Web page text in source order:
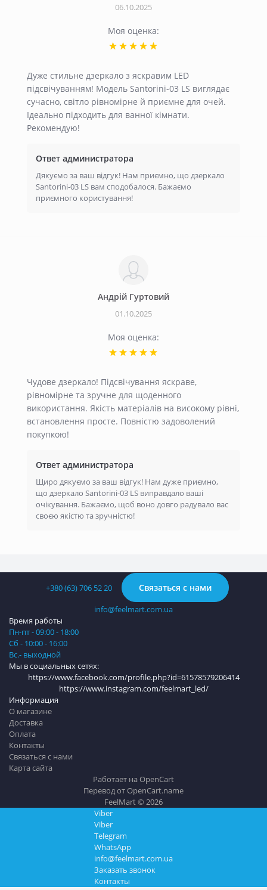
06.10.2025
Моя оценка:
Дуже стильне дзеркало з яскравим LED
підсвічуванням! Модель Santorini-03 LS виглядає
сучасно, світло рівномірне й приємне для очей.
Ідеально підходить для ванної кімнати.
Рекомендую!
Ответ администратора
Дякуємо за ваш відгук! Нам приємно, що дзеркало
Santorini-03 LS вам сподобалося. Бажаємо
приємного користування!
Андрій Гуртовий
01.10.2025
Моя оценка:
Чудове дзеркало! Підсвічування яскраве,
рівномірне та зручне для щоденного
використання. Якість матеріалів на високому рівні,
встановлення просте. Повністю задоволений
покупкою!
Ответ администратора
Щиро дякуємо за ваш відгук! Нам дуже приємно,
що дзеркало Santorini-03 LS виправдало ваші
очікування. Бажаємо, щоб воно довго радувало вас
своєю якістю та зручністю!
+380 (63) 706 52 20 Связаться с нами
info@feelmart.com.ua
Информация
О магазине
Доставка
Оплата
Контакты
Связаться с нами
Карта сайта
Время работы
Пн-пт - 09:00 - 18:00
Сб - 10:00 - 16:00
Вс.- выходной
Мы в социальных сетях:
https://www.facebook.com/profile.php?id=61578579206414
https://www.instagram.com/feelmart_led/
Работает на OpenCart
Перевод отOpenCart.name
FeelMart © 2026
Viber
Viber
Telegram
WhatsApp
info@feelmart.com.ua
Заказать звонок
Контакты